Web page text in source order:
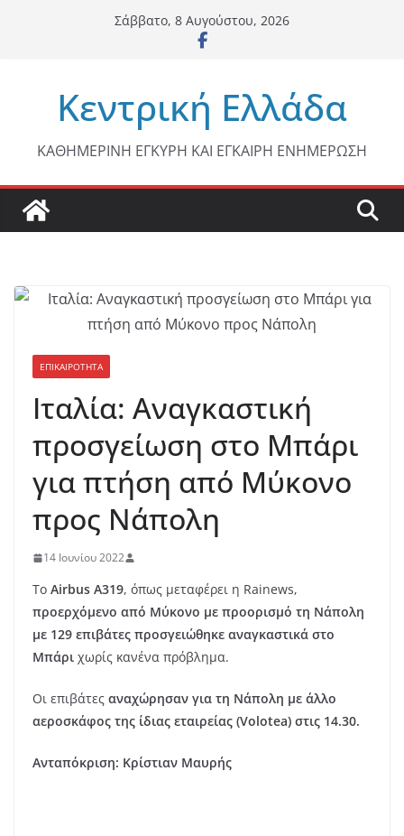
Σάββατο, 8 Αυγούστου, 2026
Κεντρική Ελλάδα
ΚΑΘΗΜΕΡΙΝΗ ΕΓΚΥΡΗ ΚΑΙ ΕΓΚΑΙΡΗ ΕΝΗΜΕΡΩΣΗ
ΕΠΙΚΑΙΡΟΤΗΤΑ
Ιταλία: Αναγκαστική
προσγείωση στο Μπάρι
για πτήση από Μύκονο
προς Νάπολη
14 Ιουνίου 2022
Το Airbus A319, όπως μεταφέρει η Rainews,
προερχόμενο από Μύκονο με προορισμό τη Νάπολη
με 129 επιβάτες προσγειώθηκε αναγκαστικά στο
Μπάρι χωρίς κανένα πρόβλημα.
Οι επιβάτες αναχώρησαν για τη Νάπολη με άλλο
αεροσκάφος της ίδιας εταιρείας (Volotea) στις 14.30.
Ανταπόκριση: Κρίστιαν Μαυρής